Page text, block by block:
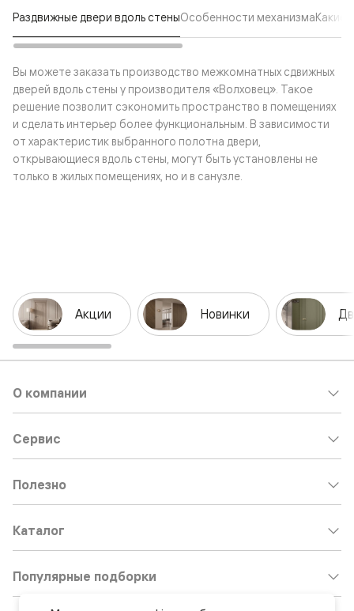
Раздвижные двери вдоль стеныОсобенности механизмаКакие
Вы можете заказать производство межкомнатных сдвижных
дверей вдоль стены у производителя «Волховец». Такое
решение позволит сэкономить пространство в помещениях
и сделать интерьер более функциональным. В зависимости
от характеристик выбранного полотна двери,
открывающиеся вдоль стены, могут быть установлены не
только в жилых помещениях, но и в санузле.
Акции Новинки
О компании
Сервис
Полезно
Каталог
Популярные подборки